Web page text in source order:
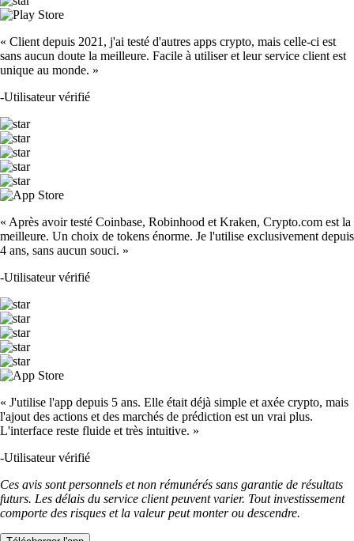
« Client depuis 2021, j'ai testé d'autres apps crypto, mais celle-ci est
sans aucun doute la meilleure. Facile à utiliser et leur service client est
unique au monde. »
-Utilisateur vérifié
« Après avoir testé Coinbase, Robinhood et Kraken, Crypto.com est la
meilleure. Un choix de tokens énorme. Je l'utilise exclusivement depuis
4 ans, sans aucun souci. »
-Utilisateur vérifié
« J'utilise l'app depuis 5 ans. Elle était déjà simple et axée crypto, mais
l'ajout des actions et des marchés de prédiction est un vrai plus.
L'interface reste fluide et très intuitive. »
-Utilisateur vérifié
Ces avis sont personnels et non rémunérés sans garantie de résultats
futurs. Les délais du service client peuvent varier. Tout investissement
comporte des risques et la valeur peut monter ou descendre.